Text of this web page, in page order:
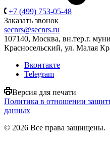
+7 (499) 753-05-48
Заказать звонок
secnrs@secnrs.ru
107140, Москва, вн.тер.г.
Красносельский, ул. Малая
Вконтакте
Telegram
Версия для печати
Политика в отношении
данных
© 2026 Все права защищены.